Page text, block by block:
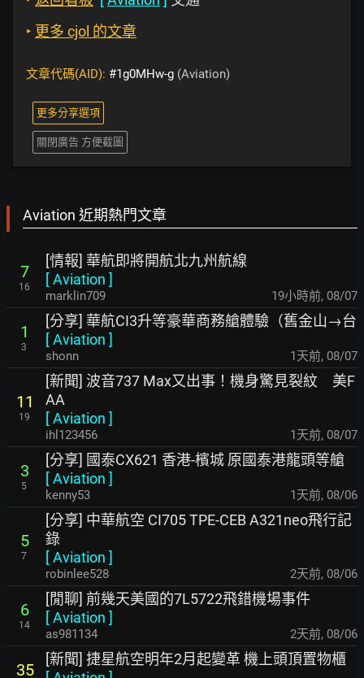
‣ 更多 cjol 的文章
文章代碼(AID): #1g0MHw-g (Aviation)
更多分享選項
關閉廣告 方便截圖
Aviation 近期熱門文章
7
16
[情報] 華航即將開航北九州航線
[Aviation ]
marklin709 19小時前, 08/07
1
3
[分享] 華航CI3升等豪華商務艙體驗（舊金山→台
[Aviation ]
shonn 1天前, 08/07
11
19
[新聞] 波音737 Max又出事！機身驚見裂紋 美F
AA
[Aviation ]
ihl123456 1天前, 08/07
3
5
[分享] 國泰CX621 香港-檳城 原國泰港龍頭等艙
[Aviation ]
kenny53 1天前, 08/06
5
7
[分享] 中華航空 CI705 TPE-CEB A321neo飛行記
錄
[Aviation ]
robinlee528 2天前, 08/06
6
14
[閒聊] 前幾天美國的7L5722飛錯機場事件
[Aviation ]
as981134 2天前, 08/06
35
[新聞] 捷星航空明年2月起變革 機上頭頂置物櫃